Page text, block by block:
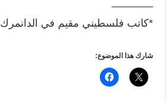
*كاتب فلسطيني مقيم في الدانمرك
شارك هذا الموضوع: